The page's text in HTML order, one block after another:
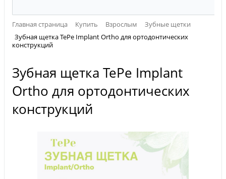
Главная страница Купить Взрослым
Зубные щетки
Зубная щетка TePe Implant Ortho для ортодонтических
конструкций
Зубная щетка TePe Implant
Ortho для ортодонтических
конструкций